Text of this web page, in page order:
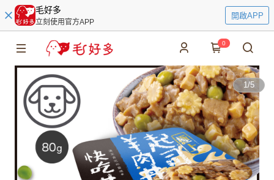
毛好多
立刻使用官方APP
開啟APP
0
1/5